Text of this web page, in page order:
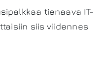
tienaava IT-
siis viidennes